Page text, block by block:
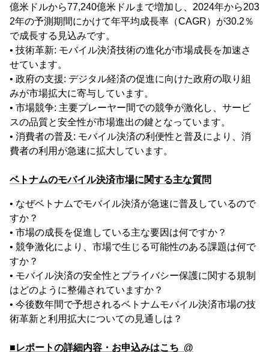
億米ドルから77,240億米ドルまで増加し、2024年から203
2年の予測期間にかけて年平均成長率（CAGR）が30.2％
で成長する見込みです。
• 技術革新: モバイル決済技術の進化が市場成長を加速さ
せています。
• 政府の支援: デジタル経済の促進に向けた政府の取り組
みが市場拡大に寄与しています。
• 市場競争: 主要プレーヤー間での競争が激化し、サービ
スの品質と安全性が市場進出の鍵となっています。
• 消費者の普及: モバイル決済の利便性と普及により、消
費者の利用が急速に拡大しています。
ベトナムのモバイル決済市場に関する主な質問
• なぜベトナムでモバイル決済が急速に普及しているので
すか？
• 市場の成長を促進している主な要因は何ですか？
• 競争激化により、市場で生じる可能性のある課題は何で
すか？
• モバイル決済の安全性とプライバシー保護に関する規制
はどのように整備されていますか？
• 今後数年間で予想されるベトナムモバイル決済市場の技
術革新と利用拡大についての見通しは？
■レポートの詳細内容・お申込みはこち @